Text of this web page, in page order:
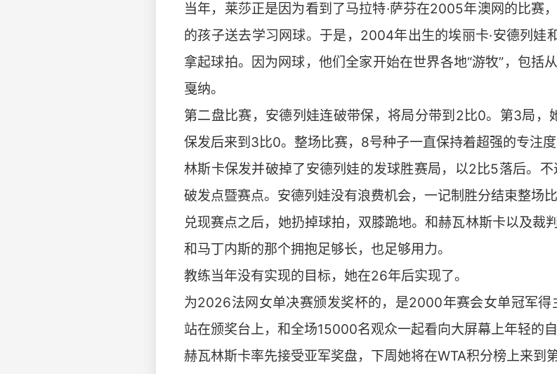
当年，莱莎正是因为看到了马拉特·萨芬在2005年澳网的比赛
的孩子送去学习网球。于是，2004年出生的埃丽卡·安德列娃
拿起球拍。因为网球，他们全家开始在世界各地“游牧”，包括
戛纳。
第二盘比赛，安德列娃连破带保，将局分带到2比0。第3局，
保发后来到3比0。整场比赛，8号种子一直保持着超强的专注
林斯卡保发并破掉了安德列娃的发球胜赛局，以2比5落后。
破发点暨赛点。安德列娃没有浪费机会，一记制胜分结束整场比
兑现赛点之后，她扔掉球拍，双膝跪地。和赫瓦林斯卡以及裁
和马丁内斯的那个拥抱足够长，也足够用力。
教练当年没有实现的目标，她在26年后实现了。
为2026法网女单决赛颁发奖杯的，是2000年赛会女单冠军得
站在颁奖台上，和全场15000名观众一起看向大屏幕上年轻的自
赫瓦林斯卡率先接受亚军奖盘，下周她将在WTA积分榜上来到第